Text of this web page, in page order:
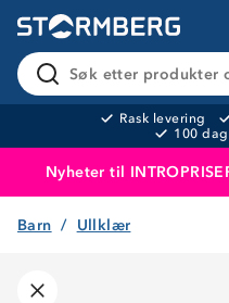
Søk etter produkter
Rask levering
100
Nyheter til
Produktet er
Barn Ullklær